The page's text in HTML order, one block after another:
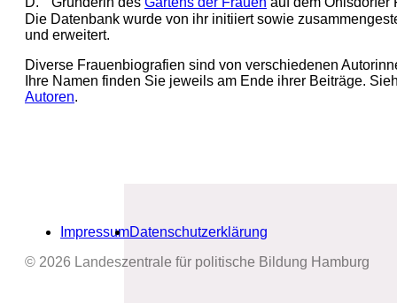
Die Datenbank wurde von ihr initiiert sowie
und erweitert.
Diverse Frauenbiografien sind von verschiedenen
Ihre Namen finden Sie jeweils am Ende ihrer Beiträge.
Autoren.
ImpressumDatenschutzerklärung
© 2026 Landeszentrale für politische Bildung Hamburg